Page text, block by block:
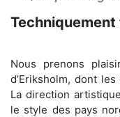
Techniquement
Nous prenons
d’Eriksholm, dont
La direction
le style des pays